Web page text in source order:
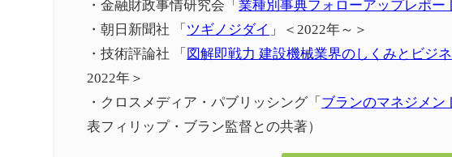
・金融財政事情研究会「業種別事典フォローアップレポー
・朝日新聞社 「 ツギノジダイ 」＜2022年～＞
・技術評論社 「 図解即戦力 建設機械業界のしくみとビジ
2022年＞
・クロスメディア・パブリッシング「 ブランのマネジメン
表フィリップ・ブラン監督との共著）